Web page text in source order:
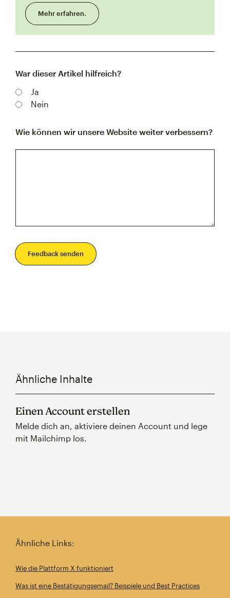
Mehr erfahren.
War dieser Artikel hilfreich?
Ja
Nein
Wie können wir unsere Website weiter verbessern?
Feedback senden
Ähnliche Inhalte
Einen Account erstellen
Melde dich an, aktiviere deinen Account und lege
mit Mailchimp los.
Ähnliche Links:
Wie die Plattform X funktioniert
Was ist eine Bestätigungsemail? Beispiele und Best Practices